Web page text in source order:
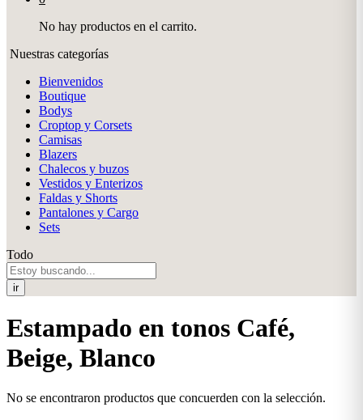
No hay productos en el carrito.
Nuestras categorías
Bienvenidos
Boutique
Bodys
Croptop y Corsets
Camisas
Blazers
Chalecos y buzos
Vestidos y Enterizos
Faldas y Shorts
Pantalones y Cargo
Sets
Todo
ir
Estampado en tonos Café,
Beige, Blanco
No se encontraron productos que concuerden con la selección.